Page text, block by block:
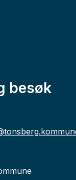
besøk